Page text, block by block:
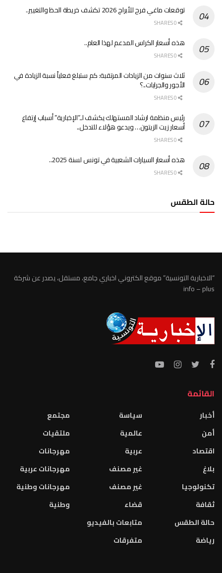
توقعات ماغي فرح للأبراج 2026 تكشف خريطة الحظ والتغيير..
هذه أسعار الكراس المدعم لهذا العام..
ثلاث سنوات من الزيادات المرتقبة: كم ستبلغ فعلياً نسبة الزيادة في
الأجور والجرايات..؟
رئيس منظمة ارشاد المستهلك يكشف لـ”الإخبارية” أسباب إرتفاع
أسعار زيت الزيتون… ويدعو هؤلاء للتدخل..
هذه أسعار السيارات الشعبية في تونس لسنة 2025..
حالة الطقس
“الاخبارية التونسية” موقع الكتروني اخباري جامع، مستقل، يصدر عن شركة
info – plus
القائمة
أخبار
أمن
اقتصاد
بلاغ
تكنولوجيا
ثقافة
حالة الطقس
رياضة
سياسة
عالمية
عربية
غير مصنف
غير مصنف
قضاء
متابعات بالفيديو
متفرقات
مجتمع
ملتقيات
مهرجانات
مهرجانات عربية
مهرجانات وطنية
وطنية